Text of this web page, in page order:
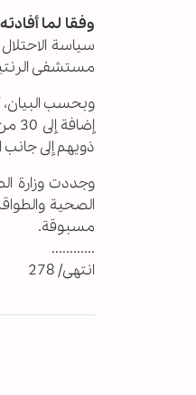
وفقا لما
سياسة
مستشفى
ذويهم إلى جانب
وجددت وزارة
الصحية
مسبوقة.
............
انتهى/ 278